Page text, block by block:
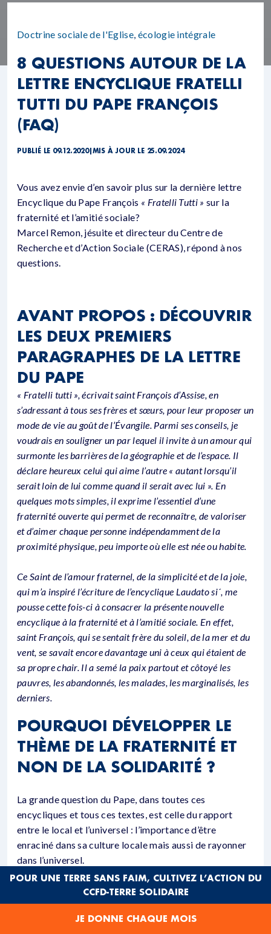
Doctrine sociale de l'Eglise, écologie intégrale
8 QUESTIONS AUTOUR DE LA
LETTRE ENCYCLIQUE FRATELLI
TUTTI DU PAPE FRANÇOIS
(FAQ)
PUBLIÉ LE 09.12.2020| MIS À JOUR LE 25.09.2024
Vous avez envie d’en savoir plus sur la dernière lettre
Encyclique du Pape François « Fratelli Tutti » sur la
fraternité et l’amitié sociale?
Marcel Remon, jésuite et directeur du Centre de
Recherche et d’Action Sociale (CERAS), répond à nos
questions.
AVANT PROPOS : DÉCOUVRIR
LES DEUX PREMIERS
PARAGRAPHES DE LA LETTRE
DU PAPE
« Fratelli tutti », écrivait saint François d’Assise, en
s’adressant à tous ses frères et sœurs, pour leur proposer un
mode de vie au goût de l’Évangile. Parmi ses conseils, je
voudrais en souligner un par lequel il invite à un amour qui
surmonte les barrières de la géographie et de l’espace. Il
déclare heureux celui qui aime l’autre « autant lorsqu’il
serait loin de lui comme quand il serait avec lui ». En
quelques mots simples, il exprime l’essentiel d’une
fraternité ouverte qui permet de reconnaître, de valoriser
et d’aimer chaque personne indépendamment de la
proximité physique, peu importe où elle est née ou habite.
Ce Saint de l’amour fraternel, de la simplicité et de la joie,
qui m’a inspiré l’écriture de l’encyclique Laudato si´, me
pousse cette fois-ci à consacrer la présente nouvelle
encyclique à la fraternité et à l’amitié sociale. En effet,
saint François, qui se sentait frère du soleil, de la mer et du
vent, se savait encore davantage uni à ceux qui étaient de
sa propre chair. Il a semé la paix partout et côtoyé les
pauvres, les abandonnés, les malades, les marginalisés, les
derniers.
POURQUOI DÉVELOPPER LE
THÈME DE LA FRATERNITÉ ET
NON DE LA SOLIDARITÉ ?
La grande question du Pape, dans toutes ces
encycliques et tous ces textes, est celle du rapport
entre le local et l’universel : l’importance d’être
enraciné dans sa culture locale mais aussi de rayonner
dans l’universel.
Il le dit très bien dans cette phrase :« Lorsqu’elle est
communauté est la condition de la possibilité d’une
POUR UNE TERRE SANS FAIM, CULTIVEZ L’ACTION DU
CCFD-TERRE SOLIDAIRE
JE DONNE CHAQUE MOIS